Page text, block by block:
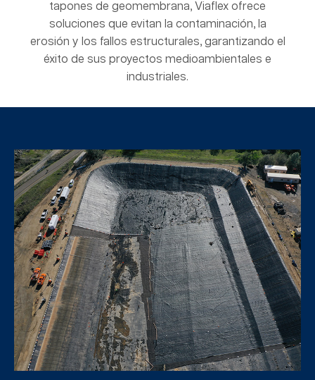
tapones de geomembrana, Viaflex ofrece
soluciones que evitan la contaminación, la
erosión y los fallos estructurales, garantizando el
éxito de sus proyectos medioambientales e
industriales.